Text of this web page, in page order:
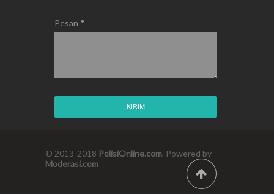
Pesan *
© 2013-2018 PolisiOnline.com. Powered by
Moderasi.com